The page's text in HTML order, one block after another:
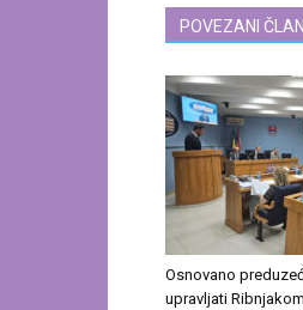
POVEZANI
Osnovano
upravljati